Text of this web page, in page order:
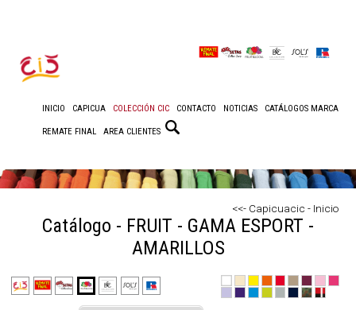
INICIO CAPICUA COLECCIÓN CIC CONTACTO NOTICIAS CATÁLOGOS MARCA
REMATE FINAL AREA CLIENTES
<<- Capicuacic - Inicio
Catálogo - FRUIT - GAMA ESPORT -
AMARILLOS